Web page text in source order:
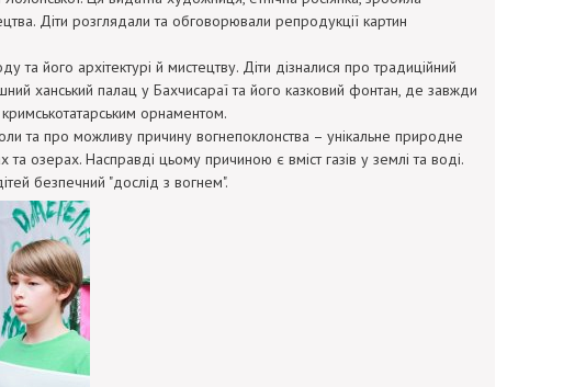
Діти розглядали та обговорювали репродукції картин
та його архітектурі й мистецтву. Діти дізналися про традиційний
ханський палац у Бахчисараї та його казковий фонтан, де завжди
орнаментом.
та про можливу причину вогнепоклонства – унікальне природне
озерах. Насправді цьому причиною є вміст газів у землі та воді.
безпечний "дослід з вогнем".